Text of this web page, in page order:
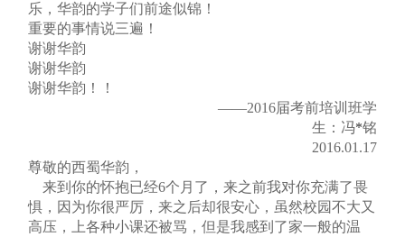
乐，华韵的学子们前途似锦！
重要的事情说三遍！
谢谢华韵
谢谢华韵
谢谢华韵！！
——2016届考前培训班学
生：冯*铭
2016.01.17
尊敬的西蜀华韵，
来到你的怀抱已经6个月了，来之前我对你充满了畏
惧，因为你很严厉，来之后却很安心，虽然校园不大又
高压，上各种小课还被骂，但是我感到了家一般的温